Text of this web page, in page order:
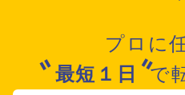
プロに
最短１日
で